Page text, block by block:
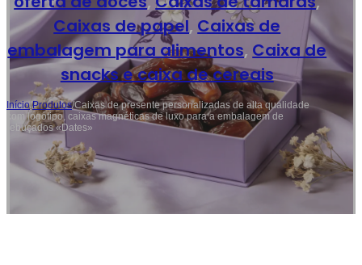
Caixas de papel, Caixas de
embalagem para alimentos, Caixa de
snacks e caixa de cereais
Início/Produtos/Caixas de presente personalizadas de alta qualidade
com logótipo, caixas magnéticas de luxo para a embalagem de
rebuçados «Dates»